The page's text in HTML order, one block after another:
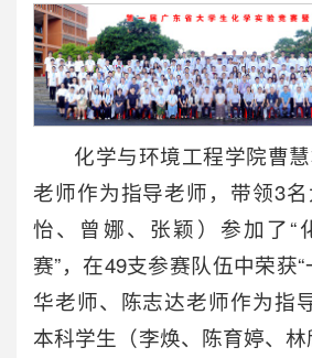
化学与环境工程学院曹
老师作为指导老师，带领3
怡、曾娜、张颖）参加了“
赛”，在49支参赛队伍中荣获
华老师、陈志达老师作为指
本科学生（李焕、陈育婷、林